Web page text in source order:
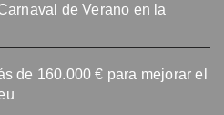
de Verano en la
de 160.000 € para mejorar el